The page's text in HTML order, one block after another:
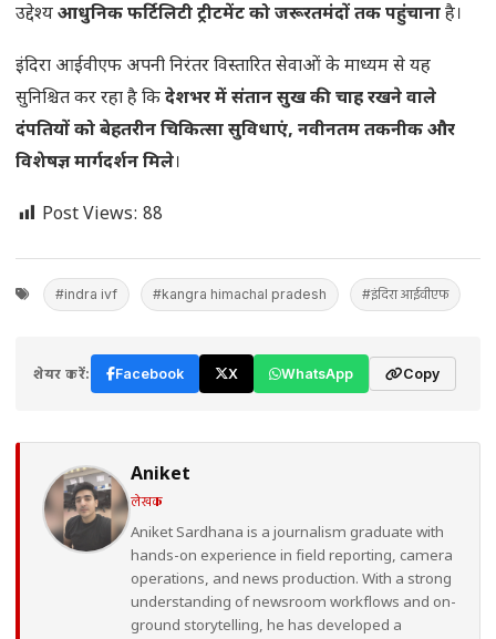
उद्देश्यआधुनिक फर्टिलिटी ट्रीटमेंट को जरूरतमंदों तक पहुंचानाहै।
इंदिरा आईवीएफ अपनी निरंतर विस्तारित सेवाओं के माध्यम से यह
सुनिश्चित कर रहा है किदेशभर में संतान सुख की चाह रखने वाले
दंपतियों को बेहतरीन चिकित्सा सुविधाएं, नवीनतम तकनीक और
विशेषज्ञ मार्गदर्शन मिले।
Post Views: 88
#indra ivf #kangra himachal pradesh #इंदिरा आईवीएफ
शेयर करें: Facebook X WhatsApp Copy
Aniket
लेखक
Aniket Sardhana is a journalism graduate with
hands-on experience in field reporting, camera
operations, and news production. With a strong
understanding of newsroom workflows and on-
ground storytelling, he has developed a